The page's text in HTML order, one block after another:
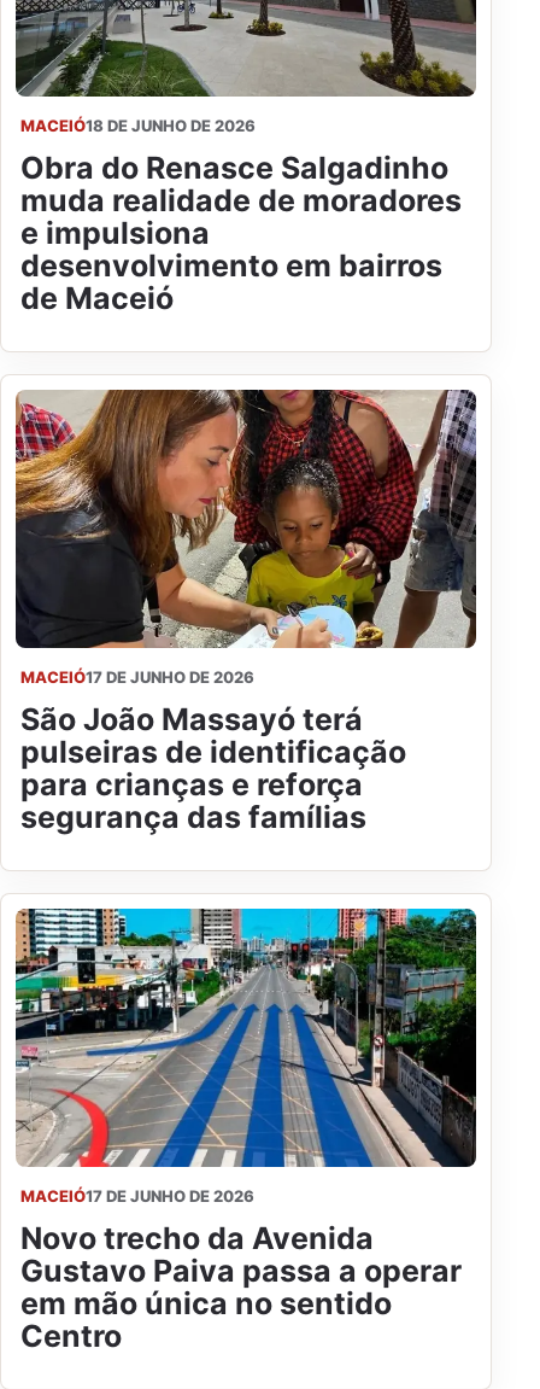
MACEIÓ18 DE JUNHO DE 2026
Obra do Renasce Salgadinho
muda realidade de moradores
e impulsiona
desenvolvimento em bairros
de Maceió
MACEIÓ17 DE JUNHO DE 2026
São João Massayó terá
pulseiras de identificação
para crianças e reforça
segurança das famílias
MACEIÓ17 DE JUNHO DE 2026
Novo trecho da Avenida
Gustavo Paiva passa a operar
em mão única no sentido
Centro